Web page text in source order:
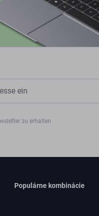
zu erhalten
Populárne kombinácie